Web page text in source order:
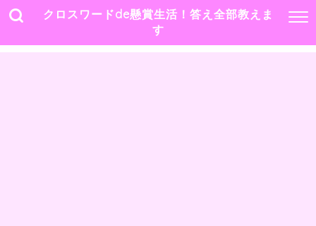
クロスワードde懸賞生活！答え全部教えま
す